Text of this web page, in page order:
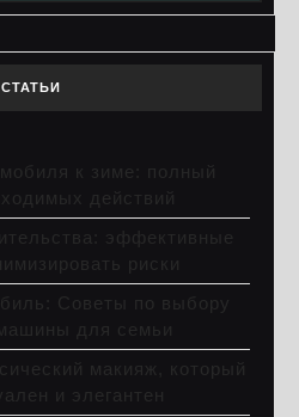
СТАТЬИ
к зиме: полный
действий
эффективные
риски
Советы по выбору
для семьи
макияж, который
и элегантен